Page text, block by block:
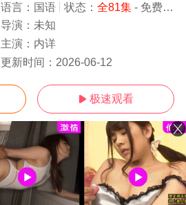
语言： 国语 状态： 全81集- 免费在线观看
导演： 未知
主演： 内详
更新时间： 2026-06-12
 极速观看